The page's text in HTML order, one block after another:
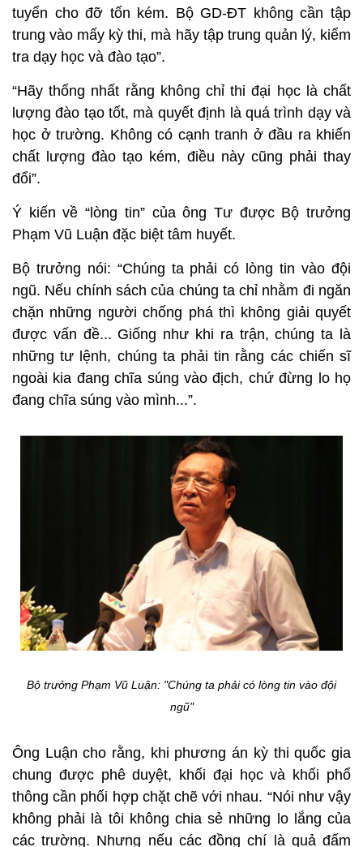
tuyển cho đỡ tốn kém. Bộ GD-ĐT không cần tập
trung vào mấy kỳ thi, mà hãy tập trung quản lý, kiểm
tra dạy học và đào tạo”.
“Hãy thống nhất rằng không chỉ thi đại học là chất
lượng đào tạo tốt, mà quyết định là quá trình dạy và
học ở trường. Không có cạnh tranh ở đầu ra khiến
chất lượng đào tạo kém, điều này cũng phải thay
đổi”.
Ý kiến về “lòng tin” của ông Tư được Bộ trưởng
Phạm Vũ Luận đặc biệt tâm huyết.
Bộ trưởng nói: “Chúng ta phải có lòng tin vào đội
ngũ. Nếu chính sách của chúng ta chỉ nhằm đi ngăn
chặn những người chống phá thì không giải quyết
được vấn đề... Giống như khi ra trận, chúng ta là
những tư lệnh, chúng ta phải tin rằng các chiến sĩ
ngoài kia đang chĩa súng vào địch, chứ đừng lo họ
đang chĩa súng vào mình...”.
Bộ trưởng Phạm Vũ Luận: "Chúng ta phải có lòng tin vào đội
ngũ"
Ông Luận cho rằng, khi phương án kỳ thi quốc gia
chung được phê duyệt, khối đại học và khối phổ
thông cần phối hợp chặt chẽ với nhau. “Nói như vậy
không phải là tôi không chia sẻ những lo lắng của
các trường. Nhưng nếu các đồng chí là quả đấm